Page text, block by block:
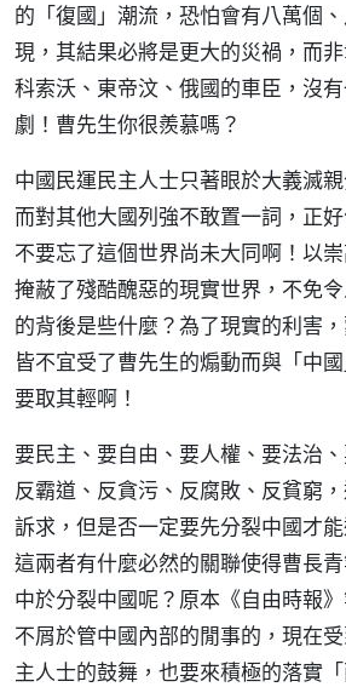
的「復國」潮流，恐怕會有八萬個
現，其結果必將是更大的災禍，而
科索沃、東帝汶、俄國的車臣，沒
劇！曹先生你很羨慕嗎？
中國民運民主人士只著眼於大義滅
而對其他大國列強不敢置一詞，正
不要忘了這個世界尚未大同啊！以
掩蔽了殘酷醜惡的現實世界，不免
的背後是些什麼？為了現實的利害
皆不宜受了曹先生的煽動而與「中
要取其輕啊！
要民主、要自由、要人權、要法治
反霸道、反貪污、反腐敗、反貧窮
訴求，但是否一定要先分裂中國才
這兩者有什麼必然的關聯使得曹長
中於分裂中國呢？原本《自由時報
不屑於管中國內部的閒事的，現在
主人士的鼓舞，也要來積極的落實